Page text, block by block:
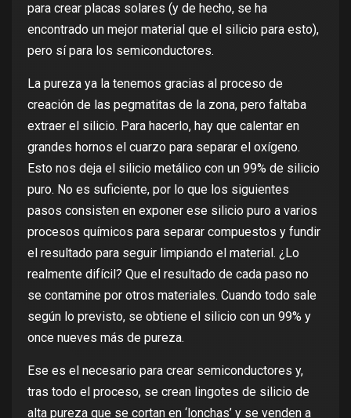
para crear placas solares (y de hecho, se ha
encontrado un mejor material que el silicio para esto),
pero sí para los semiconductores.
La pureza ya la tenemos gracias al proceso de
creación de las pegmatitas de la zona, pero faltaba
extraer el silicio. Para hacerlo, hay que calentar en
grandes hornos el cuarzo para separar el oxígeno.
Esto nos deja el silicio metálico con un 99% de silicio
puro. No es suficiente, por lo que los siguientes
pasos consisten en exponer ese silicio puro a varios
procesos químicos para separar compuestos y fundir
el resultado para seguir limpiando el material. ¿Lo
realmente difícil? Que el resultado de cada paso no
se contamine por otros materiales. Cuando todo sale
según lo previsto, se obtiene el silicio con un 99% y
once nueves más de pureza.
Ese es el necesario para crear semiconductores y,
tras todo el proceso, se crean lingotes de silicio de
alta pureza que se cortan en ‘lonchas’ y se venden a